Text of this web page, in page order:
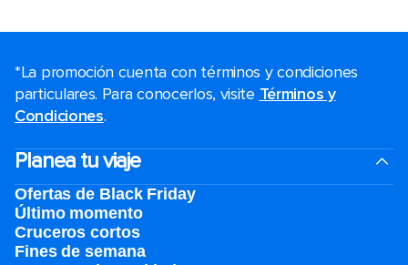
*La promoción cuenta con términos y condiciones
particulares. Para conocerlos, visite Términos y
Condiciones.
Planea tu viaje
Ofertas de Black Friday
Último momento
Cruceros cortos
Fines de semana